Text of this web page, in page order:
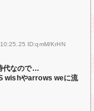
ID:qmM/KrHN
代なので…
wishやarrows weに流